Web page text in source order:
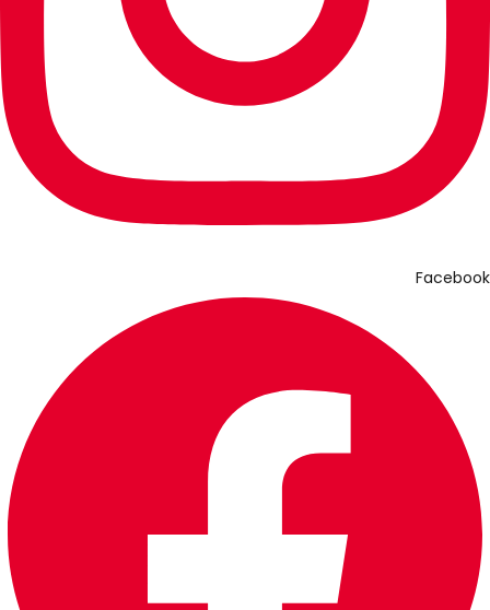
Facebook